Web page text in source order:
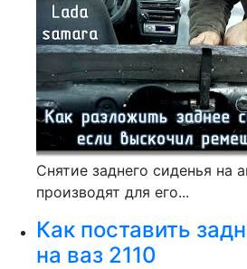
Снятие заднего сиденья на
производят для его...
Как поставить
на ваз 2110